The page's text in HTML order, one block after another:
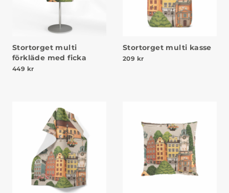
Stortorget multi
förkläde med ficka
449 kr
Stortorget multi kasse
209 kr